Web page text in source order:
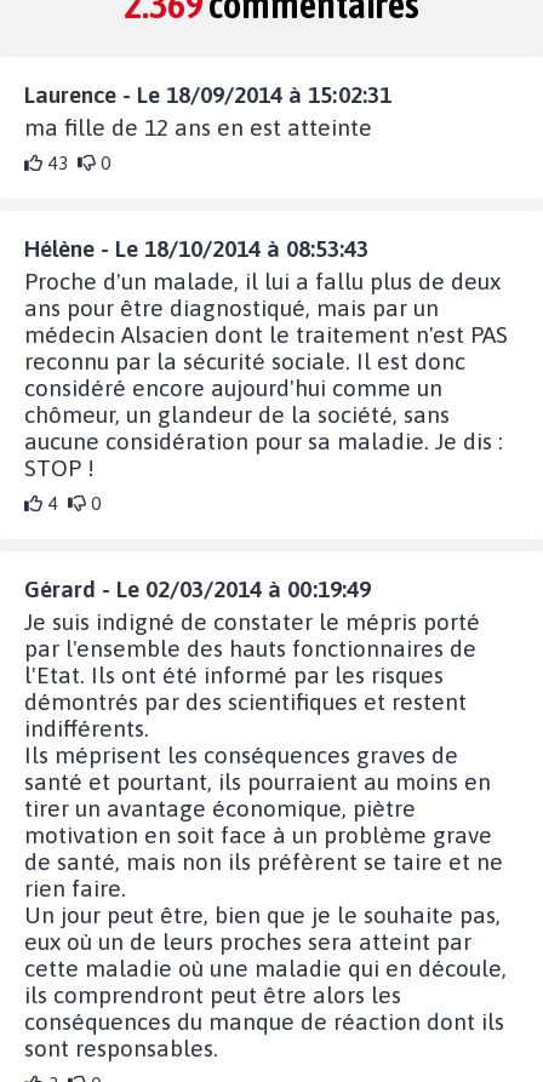
Laurence - Le 18/09/2014 à 15:02:31
ma fille de 12 ans en est atteinte
43 0
Hélène - Le 18/10/2014 à 08:53:43
Proche d'un malade, il lui a fallu plus de deux
ans pour être diagnostiqué, mais par un
médecin Alsacien dont le traitement n'est PAS
reconnu par la sécurité sociale. Il est donc
considéré encore aujourd'hui comme un
chômeur, un glandeur de la société, sans
aucune considération pour sa maladie. Je dis :
STOP !
4 0
Gérard - Le 02/03/2014 à 00:19:49
Je suis indigné de constater le mépris porté
par l'ensemble des hauts fonctionnaires de
l'Etat. Ils ont été informé par les risques
démontrés par des scientifiques et restent
indifférents.
Ils méprisent les conséquences graves de
santé et pourtant, ils pourraient au moins en
tirer un avantage économique, piètre
motivation en soit face à un problème grave
de santé, mais non ils préfèrent se taire et ne
rien faire.
Un jour peut être, bien que je le souhaite pas,
eux où un de leurs proches sera atteint par
cette maladie où une maladie qui en découle,
ils comprendront peut être alors les
conséquences du manque de réaction dont ils
sont responsables.